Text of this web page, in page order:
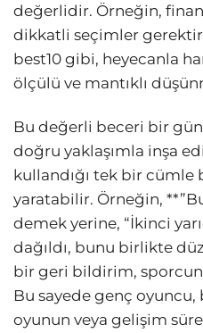
değerlidir. Örneğin,
dikkatli seçimler
best10 gibi, heyecanla
ölçülü ve mantıklı
Bu değerli beceri bir
doğru yaklaşımla inşa
kullandığı tek bir
yaratabilir. Örneğin,
demek yerine, “İkinci
dağıldı, bunu birlikte
bir geri bildirim,
Bu sayede genç oyuncu,
oyunun veya gelişim